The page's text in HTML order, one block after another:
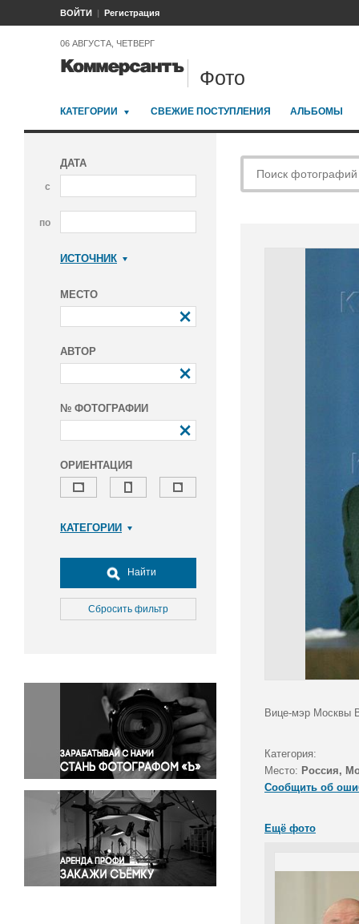
ВОЙТИ Регистрация
06 АВГУСТА, ЧЕТВЕРГ
Фото
КАТЕГОРИИ СВЕЖИЕ ПОСТУПЛЕНИЯ АЛЬБОМЫ
ДАТА
с
по
ИСТОЧНИК
МЕСТО
АВТОР
№ ФОТОГРАФИИ
ОРИЕНТАЦИЯ
КАТЕГОРИИ
Досуг, туризм и отдых
Культура
Медицина
Окружающая среда
Политика
Правосудие
Происшествия и конфликты
Религия
Светская жизнь
Спорт
Экология
Экономика и бизнес
Найти
Сбросить фильтр
Вице-мэр Москвы
Категория:
Место: Россия,
Сообщить об
Ещё фото